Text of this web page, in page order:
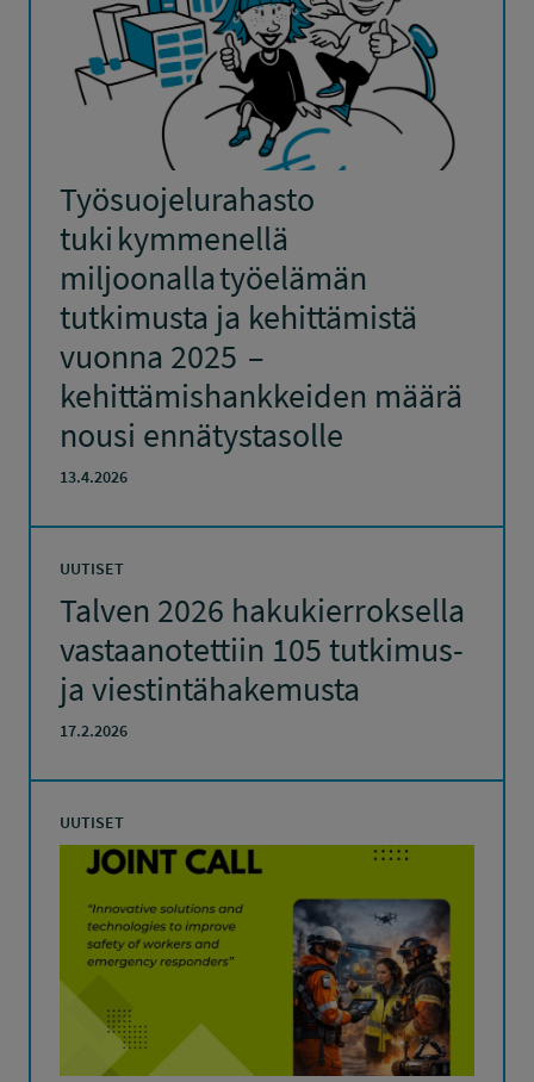
Työsuojelurahasto
tuki kymmenellä
miljoonalla työelämän
tutkimusta ja kehittämistä
vuonna 2025 –
kehittämishankkeiden määrä
nousi ennätystasolle
13.4.2026
UUTISET
Talven 2026 hakukierroksella
vastaanotettiin 105 tutkimus-
ja viestintähakemusta
17.2.2026
UUTISET